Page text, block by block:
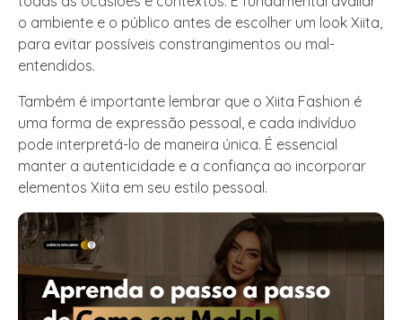
o ambiente e o público antes de escolher um look Xiita,
para evitar possíveis constrangimentos ou mal-
entendidos.
Também é importante lembrar que o Xiita Fashion é
uma forma de expressão pessoal, e cada indivíduo
pode interpretá-lo de maneira única. É essencial
manter a autenticidade e a confiança ao incorporar
elementos Xiita em seu estilo pessoal.